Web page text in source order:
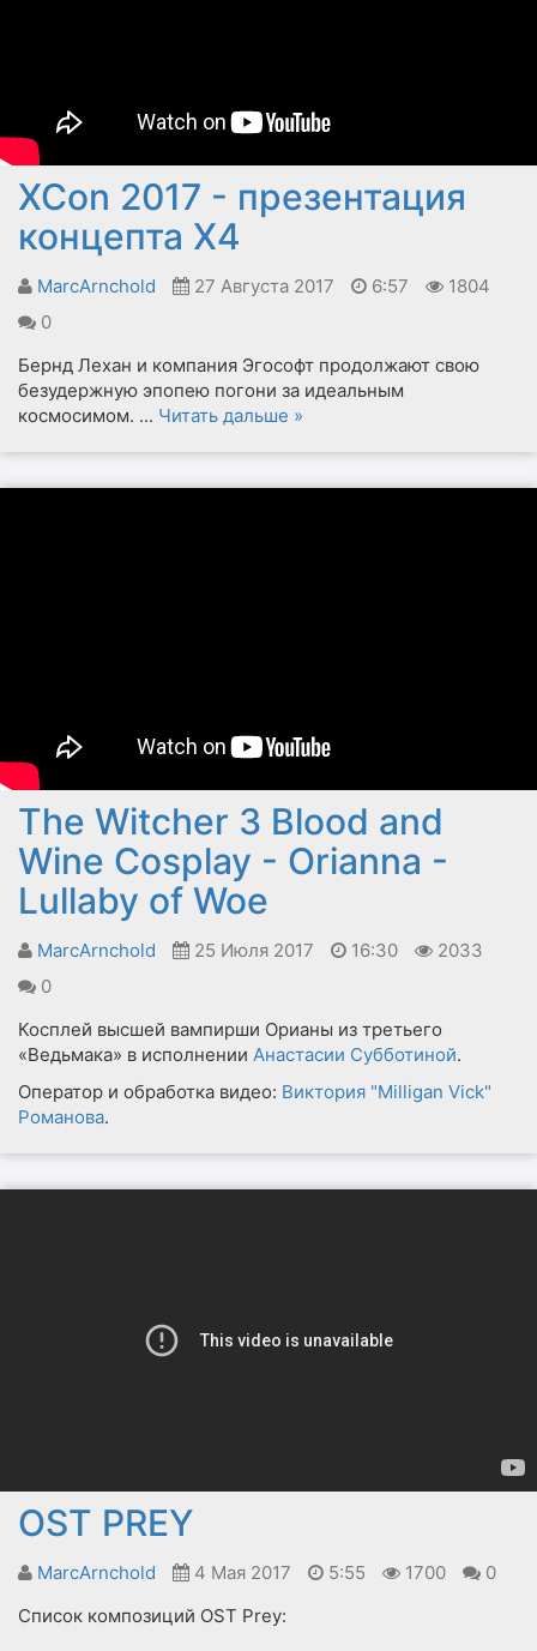
XCon 2017 - презентация
концепта X4
MarcArnchold 27 Августа 2017 6:57
1804
0
Бернд Лехан и компания Эгософт продолжают свою
безудержную эпопею погони за идеальным
космосимом. ... Читать дальше »
The Witcher 3 Blood and
Wine Cosplay - Orianna -
Lullaby of Woe
MarcArnchold 25 Июля 2017 16:30
2033
0
Косплей высшей вампирши Орианы из третьего
«Ведьмака» в исполнении Анастасии Субботиной.
Оператор и обработка видео: Виктория "Milligan Vick"
Романова.
OST PREY
MarcArnchold 4 Мая 2017 5:55 1700
0
Список композиций OST Prey: